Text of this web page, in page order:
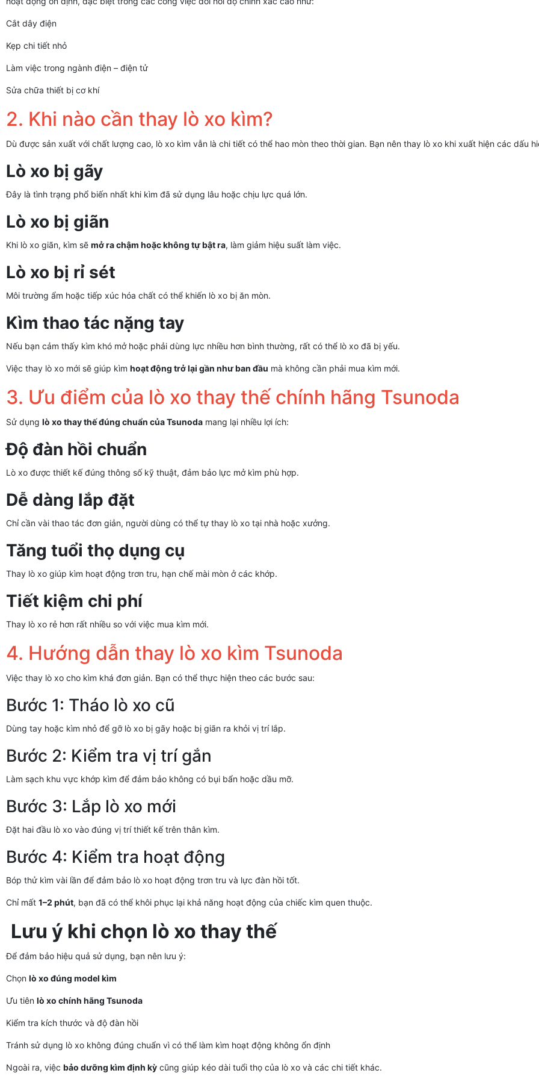
Cắt dây điện
Kẹp chi tiết nhỏ
Làm việc trong ngành điện – điện tử
Sửa chữa thiết bị cơ khí
2. Khi nào cần thay lò xo kìm?
Dù được sản xuất với chất lượng cao, lò xo kìm vẫn là chi tiết có thể hao mòn theo thời gian. Bạn nên thay lò xo khi xuất hiện các dấu
Lò xo bị gãy
Đây là tình trạng phổ biến nhất khi kìm đã sử dụng lâu hoặc chịu lực quá lớn.
Lò xo bị giãn
Khi lò xo giãn, kìm sẽ mở ra chậm hoặc không tự bật ra, làm giảm hiệu suất làm việc.
Lò xo bị rỉ sét
Môi trường ẩm hoặc tiếp xúc hóa chất có thể khiến lò xo bị ăn mòn.
Kìm thao tác nặng tay
Nếu bạn cảm thấy kìm khó mở hoặc phải dùng lực nhiều hơn bình thường, rất có thể lò xo đã bị yếu.
Việc thay lò xo mới sẽ giúp kìm hoạt động trở lại gần như ban đầu mà không cần phải mua kìm mới.
3. Ưu điểm của lò xo thay thế chính hãng Tsunoda
Sử dụng lò xo thay thế đúng chuẩn của Tsunoda mang lại nhiều lợi ích:
Độ đàn hồi chuẩn
Lò xo được thiết kế đúng thông số kỹ thuật, đảm bảo lực mở kìm phù hợp.
Dễ dàng lắp đặt
Chỉ cần vài thao tác đơn giản, người dùng có thể tự thay lò xo tại nhà hoặc xưởng.
Tăng tuổi thọ dụng cụ
Thay lò xo giúp kìm hoạt động trơn tru, hạn chế mài mòn ở các khớp.
Tiết kiệm chi phí
Thay lò xo rẻ hơn rất nhiều so với việc mua kìm mới.
4. Hướng dẫn thay lò xo kìm Tsunoda
Việc thay lò xo cho kìm khá đơn giản. Bạn có thể thực hiện theo các bước sau:
Bước 1: Tháo lò xo cũ
Dùng tay hoặc kìm nhỏ để gỡ lò xo bị gãy hoặc bị giãn ra khỏi vị trí lắp.
Bước 2: Kiểm tra vị trí gắn
Làm sạch khu vực khớp kìm để đảm bảo không có bụi bẩn hoặc dầu mỡ.
Bước 3: Lắp lò xo mới
Đặt hai đầu lò xo vào đúng vị trí thiết kế trên thân kìm.
Bước 4: Kiểm tra hoạt động
Bóp thử kìm vài lần để đảm bảo lò xo hoạt động trơn tru và lực đàn hồi tốt.
Chỉ mất 1–2 phút, bạn đã có thể khôi phục lại khả năng hoạt động của chiếc kìm quen thuộc.
Lưu ý khi chọn lò xo thay thế
Để đảm bảo hiệu quả sử dụng, bạn nên lưu ý:
Chọn lò xo đúng model kìm
Ưu tiên lò xo chính hãng Tsunoda
Kiểm tra kích thước và độ đàn hồi
Tránh sử dụng lò xo không đúng chuẩn vì có thể làm kìm hoạt động không ổn định
Ngoài ra, việc bảo dưỡng kìm định kỳ cũng giúp kéo dài tuổi thọ của lò xo và các chi tiết khác.